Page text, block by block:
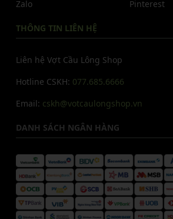
Zalo
Pinterest
THÔNG TIN LIÊN HỆ
Liên hệ Vợt Cầu Lông Shop
Hotline CSKH: 077.685.6666
Email: cskh@votcaulongshop.vn
DANH SÁCH NGÂN HÀNG